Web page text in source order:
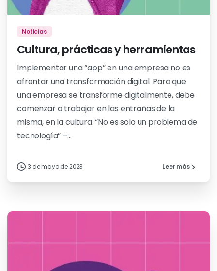
Noticias
Cultura, prácticas y herramientas
Implementar una “app” en una empresa no es
afrontar una transformación digital. Para que
una empresa se transforme digitalmente, debe
comenzar a trabajar en las entrañas de la
misma, en la cultura. “No es solo un problema de
tecnología” –...
3 de mayo de 2023 Leer más